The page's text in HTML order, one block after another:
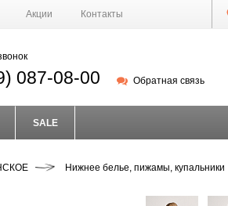
Акции Контакты
087-08-00 Обратная связь
SALE
Нижнее белье, пижамы, купальники